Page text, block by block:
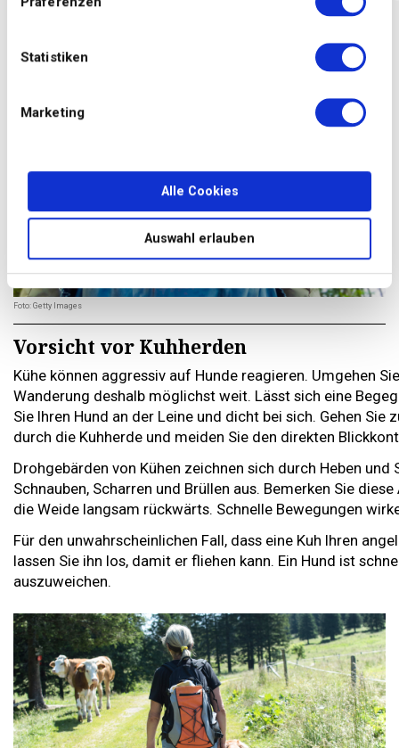
Statistiken
Marketing
Alle Cookies
Auswahl erlauben
Foto: Getty Images
Vorsicht vor Kuhherden
Kühe können aggressiv auf Hunde reagieren. Umgehen
Wanderung deshalb möglichst weit. Lässt sich eine
Sie Ihren Hund an der Leine und dicht bei sich. Gehen Sie
durch die Kuhherde und meiden Sie den direkten
Drohgebärden von Kühen zeichnen sich durch Heben und
Schnauben, Scharren und Brüllen aus. Bemerken Sie
die Weide langsam rückwärts. Schnelle Bewegungen
Für den unwahrscheinlichen Fall, dass eine Kuh Ihren
lassen Sie ihn los, damit er fliehen kann. Ein Hund ist
auszuweichen.